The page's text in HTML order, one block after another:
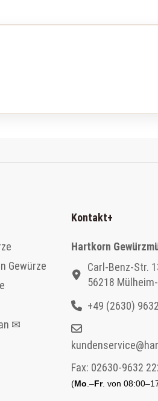
Gewürze
✉
Kontakt+
Hartkorn
Carl-Benz-Str.
56218
+49 (2630)
Fax: 02630-9632
(Mo .–Fr. von